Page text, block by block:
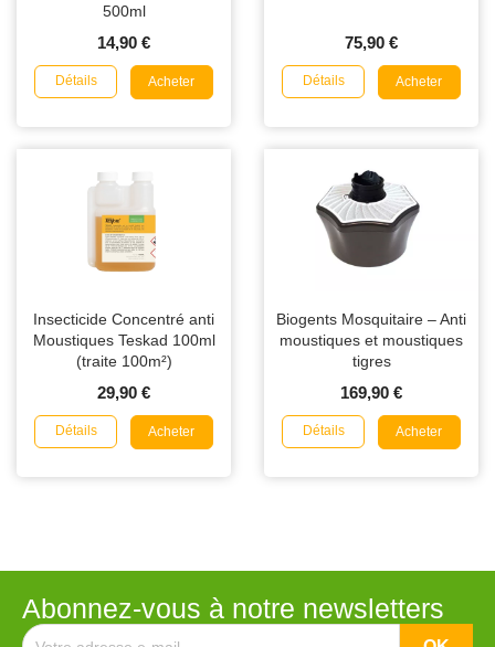
500ml
14,90 €
Détails Acheter
75,90 €
Détails Acheter
Insecticide Concentré anti
Moustiques Teskad 100ml
(traite 100m²)
29,90 €
Détails Acheter
Biogents Mosquitaire – Anti
moustiques et moustiques
tigres
169,90 €
Détails Acheter
Abonnez-vous à notre newsletters